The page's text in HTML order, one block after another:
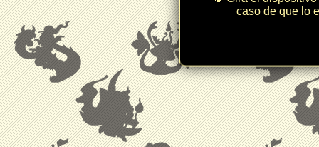
caso de que lo